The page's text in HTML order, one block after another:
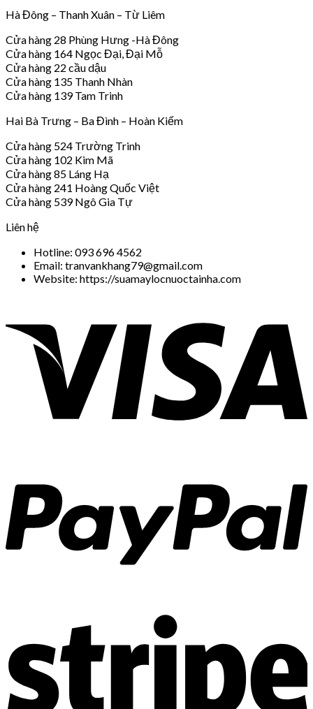
Hà Đông – Thanh Xuân – Từ Liêm
Cửa hàng 28 Phùng Hưng -Hà Đông
Cửa hàng 164 Ngọc Đại, Đại Mỗ
Cửa hàng 22 cầu dậu
Cửa hàng 135 Thanh Nhàn
Cửa hàng 139 Tam Trinh
Hai Bà Trưng – Ba Đình – Hoàn Kiếm
Cửa hàng 524 Trường Trinh
Cửa hàng 102 Kim Mã
Cửa hàng 85 Láng Hạ
Cửa hàng 241 Hoàng Quốc Việt
Cửa hàng 539 Ngô Gia Tự
Liên hệ
Hotline: 093 696 4562
Email: tranvankhang79@gmail.com
Website: https://suamaylocnuoctainha.com